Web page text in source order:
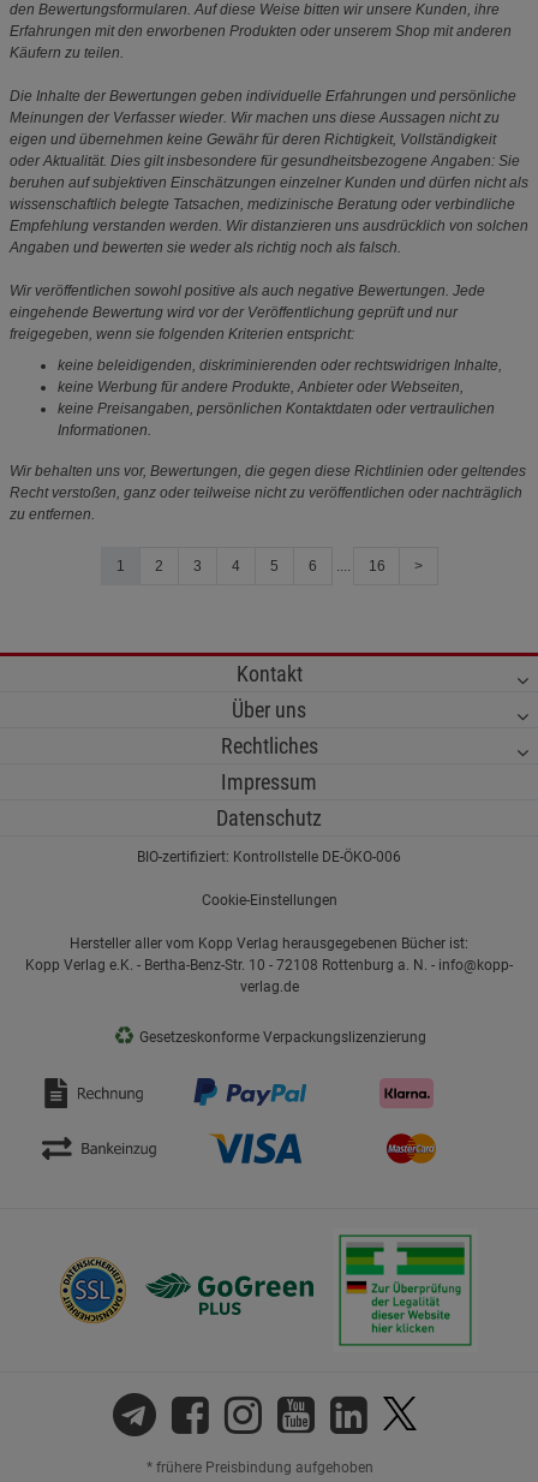
den Bewertungsformularen. Auf diese Weise bitten wir unsere Kunden, ihre
Erfahrungen mit den erworbenen Produkten oder unserem Shop mit anderen
Käufern zu teilen.
Die Inhalte der Bewertungen geben individuelle Erfahrungen und persönliche
Meinungen der Verfasser wieder. Wir machen uns diese Aussagen nicht zu
eigen und übernehmen keine Gewähr für deren Richtigkeit, Vollständigkeit
oder Aktualität. Dies gilt insbesondere für gesundheitsbezogene Angaben: Sie
beruhen auf subjektiven Einschätzungen einzelner Kunden und dürfen nicht als
wissenschaftlich belegte Tatsachen, medizinische Beratung oder verbindliche
Empfehlung verstanden werden. Wir distanzieren uns ausdrücklich von solchen
Angaben und bewerten sie weder als richtig noch als falsch.
Wir veröffentlichen sowohl positive als auch negative Bewertungen. Jede
eingehende Bewertung wird vor der Veröffentlichung geprüft und nur
freigegeben, wenn sie folgenden Kriterien entspricht:
keine beleidigenden, diskriminierenden oder rechtswidrigen Inhalte,
keine Werbung für andere Produkte, Anbieter oder Webseiten,
keine Preisangaben, persönlichen Kontaktdaten oder vertraulichen
Informationen.
Wir behalten uns vor, Bewertungen, die gegen diese Richtlinien oder geltendes
Recht verstoßen, ganz oder teilweise nicht zu veröffentlichen oder nachträglich
zu entfernen.
1 2 3 4 5 6 .... 16 >
Kontakt
Über uns
Rechtliches
Impressum
Datenschutz
BIO-zertifiziert: Kontrollstelle DE-ÖKO-006
Cookie-Einstellungen
Hersteller aller vom Kopp Verlag herausgegebenen Bücher ist:
Kopp Verlag e.K. - Bertha-Benz-Str. 10 - 72108 Rottenburg a. N. - info@kopp-
verlag.de
♻ Gesetzeskonforme Verpackungslizenzierung
* frühere Preisbindung aufgehoben